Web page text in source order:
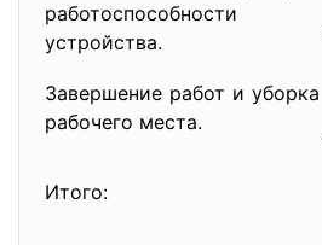
работоспособности
устройства.
Завершение работ и уборка
рабочего места.
Итого: